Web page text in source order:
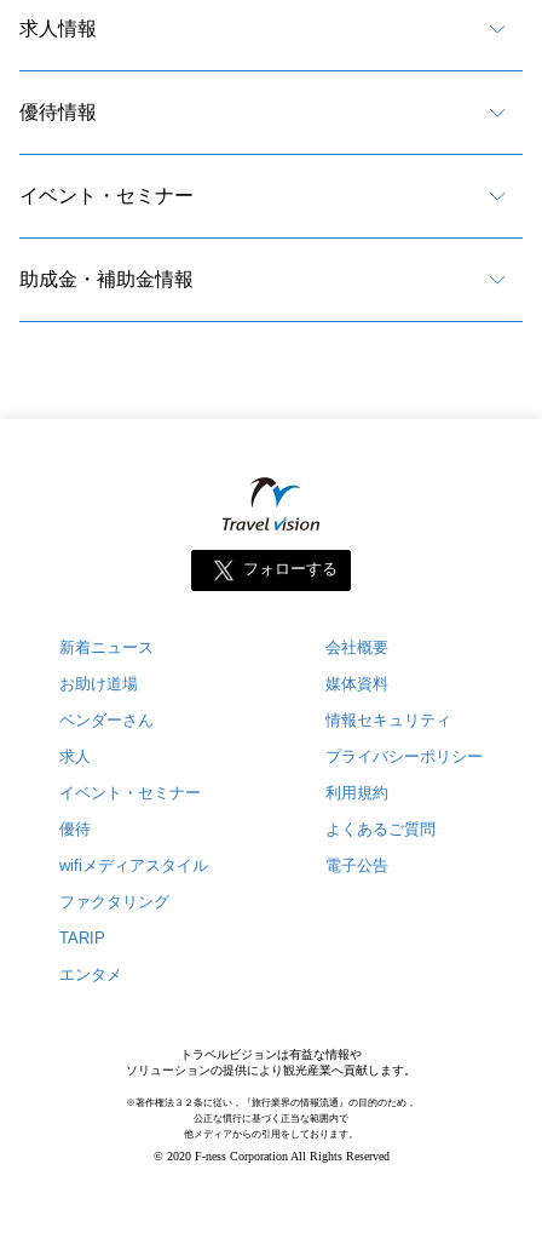
求人情報
優待情報
イベント・セミナー
助成金・補助金情報
フォローする
新着ニュース
お助け道場
ベンダーさん
求人
イベント・セミナー
優待
wifiメディアスタイル
ファクタリング
TARIP
エンタメ
会社概要
媒体資料
情報セキュリティ
プライバシーポリシー
利用規約
よくあるご質問
電子公告
トラベルビジョンは有益な情報や
ソリューションの提供により観光産業へ貢献します。
※著作権法３２条に従い，『旅行業界の情報流通』の目的のため，
公正な慣行に基づく正当な範囲内で
他メディアからの引用をしております。
© 2020 F-ness Corporation All Rights Reserved